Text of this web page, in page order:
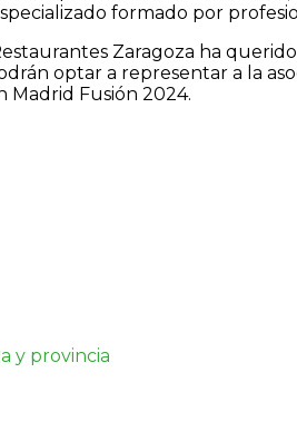
formado por
Zaragoza ha
optar a representar a la
Fusión 2024.
y provincia